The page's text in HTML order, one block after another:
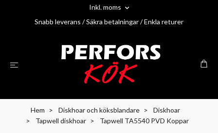
Inkl. moms
Snabb leverans / Säkra betalningar / Enkla returer
Hem Diskhoar och köksblandare
Diskhoar
Tapwell diskhoar
Tapwell TA5540 PVD Koppar